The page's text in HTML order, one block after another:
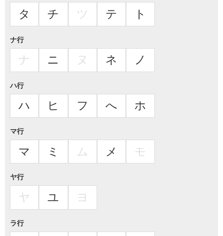
タ チ ツ テ ト
ナ行
ナ ニ ヌ ネ ノ
ハ行
ハ ヒ フ へ ホ
マ行
マ ミ ム メ モ
ヤ行
ヤ ユ ヨ
ラ行